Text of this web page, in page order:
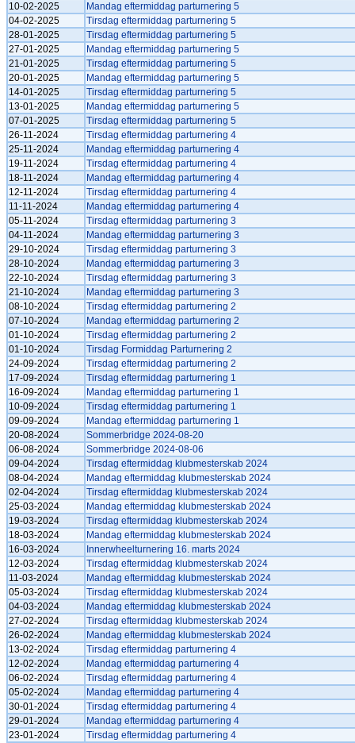
10-02-2025
Mandag eftermiddag parturnering 5
04-02-2025
Tirsdag eftermiddag parturnering 5
28-01-2025
Tirsdag eftermiddag parturnering 5
27-01-2025
Mandag eftermiddag parturnering 5
21-01-2025
Tirsdag eftermiddag parturnering 5
20-01-2025
Mandag eftermiddag parturnering 5
14-01-2025
Tirsdag eftermiddag parturnering 5
13-01-2025
Mandag eftermiddag parturnering 5
07-01-2025
Tirsdag eftermiddag parturnering 5
26-11-2024
Tirsdag eftermiddag parturnering 4
25-11-2024
Mandag eftermiddag parturnering 4
19-11-2024
Tirsdag eftermiddag parturnering 4
18-11-2024
Mandag eftermiddag parturnering 4
12-11-2024
Tirsdag eftermiddag parturnering 4
11-11-2024
Mandag eftermiddag parturnering 4
05-11-2024
Tirsdag eftermiddag parturnering 3
04-11-2024
Mandag eftermiddag parturnering 3
29-10-2024
Tirsdag eftermiddag parturnering 3
28-10-2024
Mandag eftermiddag parturnering 3
22-10-2024
Tirsdag eftermiddag parturnering 3
21-10-2024
Mandag eftermiddag parturnering 3
08-10-2024
Tirsdag eftermiddag parturnering 2
07-10-2024
Mandag eftermiddag parturnering 2
01-10-2024
Tirsdag eftermiddag parturnering 2
01-10-2024
Tirsdag Formiddag Parturnering 2
24-09-2024
Tirsdag eftermiddag parturnering 2
17-09-2024
Tirsdag eftermiddag parturnering 1
16-09-2024
Mandag eftermiddag parturnering 1
10-09-2024
Tirsdag eftermiddag parturnering 1
09-09-2024
Mandag eftermiddag parturnering 1
20-08-2024
Sommerbridge 2024-08-20
06-08-2024
Sommerbridge 2024-08-06
09-04-2024
Tirsdag eftermiddag klubmesterskab 2024
08-04-2024
Mandag eftermiddag klubmesterskab 2024
02-04-2024
Tirsdag eftermiddag klubmesterskab 2024
25-03-2024
Mandag eftermiddag klubmesterskab 2024
19-03-2024
Tirsdag eftermiddag klubmesterskab 2024
18-03-2024
Mandag eftermiddag klubmesterskab 2024
16-03-2024
Innerwheelturnering 16. marts 2024
12-03-2024
Tirsdag eftermiddag klubmesterskab 2024
11-03-2024
Mandag eftermiddag klubmesterskab 2024
05-03-2024
Tirsdag eftermiddag klubmesterskab 2024
04-03-2024
Mandag eftermiddag klubmesterskab 2024
27-02-2024
Tirsdag eftermiddag klubmesterskab 2024
26-02-2024
Mandag eftermiddag klubmesterskab 2024
13-02-2024
Tirsdag eftermiddag parturnering 4
12-02-2024
Mandag eftermiddag parturnering 4
06-02-2024
Tirsdag eftermiddag parturnering 4
05-02-2024
Mandag eftermiddag parturnering 4
30-01-2024
Tirsdag eftermiddag parturnering 4
29-01-2024
Mandag eftermiddag parturnering 4
23-01-2024
Tirsdag eftermiddag parturnering 4